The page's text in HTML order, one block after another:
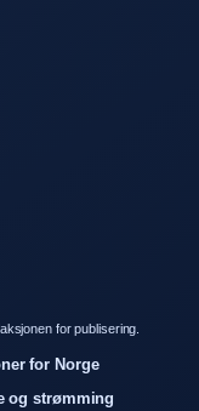
for publisering.
for Norge
og strømming